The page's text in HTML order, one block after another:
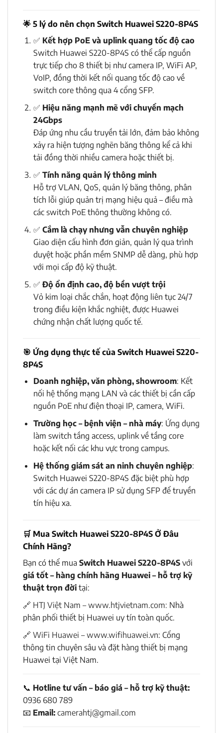
🌟 5 lý do nên chọn Switch Huawei S220-8P4S
✅ Kết hợp PoE và uplink quang tốc độ cao
Switch Huawei S220-8P4S có thể cấp nguồn
trực tiếp cho 8 thiết bị như camera IP, WiFi AP,
VoIP, đồng thời kết nối quang tốc độ cao về
switch core thông qua 4 cổng SFP.
✅ Hiệu năng mạnh mẽ với chuyển mạch
24Gbps
Đáp ứng nhu cầu truyền tải lớn, đảm bảo không
xảy ra hiện tượng nghẽn băng thông kể cả khi
tải đồng thời nhiều camera hoặc thiết bị.
✅ Tính năng quản lý thông minh
Hỗ trợ VLAN, QoS, quản lý băng thông, phân
tích lỗi giúp quản trị mạng hiệu quả – điều mà
các switch PoE thông thường không có.
✅ Cắm là chạy nhưng vẫn chuyên nghiệp
Giao diện cấu hình đơn giản, quản lý qua trình
duyệt hoặc phần mềm SNMP dễ dàng, phù hợp
với mọi cấp độ kỹ thuật.
✅ Độ ổn định cao, độ bền vượt trội
Vỏ kim loại chắc chắn, hoạt động liên tục 24/7
trong điều kiện khắc nghiệt, được Huawei
chứng nhận chất lượng quốc tế.
🎯 Ứng dụng thực tế của Switch Huawei S220-
8P4S
Doanh nghiệp, văn phòng, showroom: Kết
nối hệ thống mạng LAN và các thiết bị cần cấp
nguồn PoE như điện thoại IP, camera, WiFi.
Trường học – bệnh viện – nhà máy: Ứng dụng
làm switch tầng access, uplink về tầng core
hoặc kết nối các khu vực trong campus.
Hệ thống giám sát an ninh chuyên nghiệp:
Switch Huawei S220-8P4S đặc biệt phù hợp
với các dự án camera IP sử dụng SFP để truyền
tín hiệu xa.
🛒 Mua Switch Huawei S220-8P4S Ở Đâu
Chính Hãng?
Bạn có thể mua Switch Huawei S220-8P4S với
giá tốt – hàng chính hãng Huawei – hỗ trợ kỹ
thuật trọn đời tại:
🔗 HTJ Việt Nam –www.htjvietnam.com: Nhà
phân phối thiết bị Huawei uy tín toàn quốc.
🔗 WiFi Huawei – www.wifihuawei.vn: Cổng
thông tin chuyên sâu và đặt hàng thiết bị mạng
Huawei tại Việt Nam.
📞 Hotline tư vấn – báo giá – hỗ trợ kỹ thuật:
0936 680 789
📧 Email: camerahtj@gmail.com